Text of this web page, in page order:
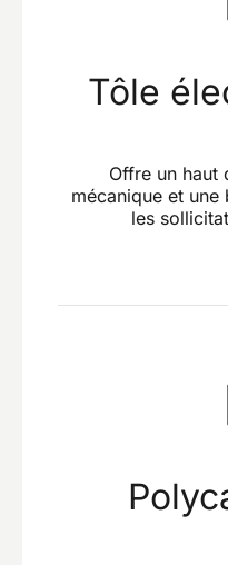
Tôle
Offre un haut
mécanique et
les